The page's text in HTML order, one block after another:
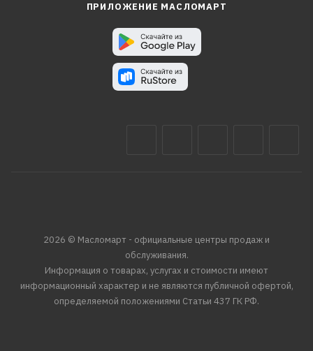
ПРИЛОЖЕНИЕ МАСЛОМАРТ
2026 © Масломарт - официальные центры продаж и
обслуживания.
Информация о товарах, услугах и стоимости имеют
информационный характер и не являются публичной офертой,
определяемой положениями Статьи 437 ГК РФ.